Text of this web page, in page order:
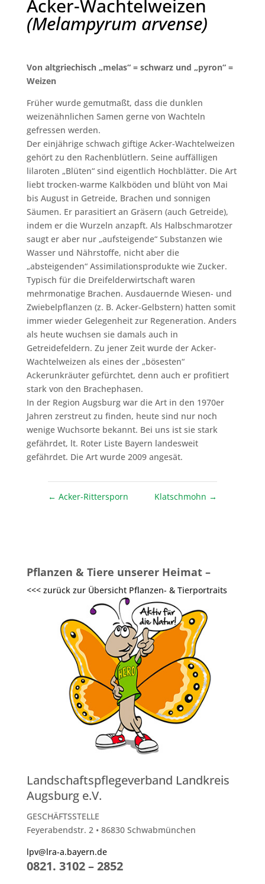
Acker-Wachtelweizen
(Melampyrum arvense)
Von altgriechisch „melas“ = schwarz und „pyron“ =
Weizen
Früher wurde gemutmaßt, dass die dunklen
weizenähnlichen Samen gerne von Wachteln
gefressen werden.
Der einjährige schwach giftige Acker-Wachtelweizen
gehört zu den Rachenblütlern. Seine auffälligen
lilaroten „Blüten“ sind eigentlich Hochblätter. Die Art
liebt trocken-warme Kalkböden und blüht von Mai
bis August in Getreide, Brachen und sonnigen
Säumen. Er parasitiert an Gräsern (auch Getreide),
indem er die Wurzeln anzapft. Als Halbschmarotzer
saugt er aber nur „aufsteigende“ Substanzen wie
Wasser und Nährstoffe, nicht aber die
„absteigenden“ Assimilationsprodukte wie Zucker.
Typisch für die Dreifelderwirtschaft waren
mehrmonatige Brachen. Ausdauernde Wiesen- und
Zwiebelpflanzen (z. B. Acker-Gelbstern) hatten somit
immer wieder Gelegenheit zur Regeneration. Anders
als heute wuchsen sie damals auch in
Getreidefeldern. Zu jener Zeit wurde der Acker-
Wachtelweizen als eines der „bösesten“
Ackerunkräuter gefürchtet, denn auch er profitiert
stark von den Brachephasen.
In der Region Augsburg war die Art in den 1970er
Jahren zerstreut zu finden, heute sind nur noch
wenige Wuchsorte bekannt. Bei uns ist sie stark
gefährdet, lt. Roter Liste Bayern landesweit
gefährdet. Die Art wurde 2009 angesät.
← Acker-Rittersporn Klatschmohn →
Pflanzen & Tiere unserer Heimat –
<<< zurück zur Übersicht Pflanzen- & Tierportraits
Landschaftspflegeverband Landkreis
Augsburg e.V.
GESCHÄFTSSTELLE
Feyerabendstr. 2 • 86830 Schwabmünchen
lpv@lra-a.bayern.de
0821. 3102 – 2852